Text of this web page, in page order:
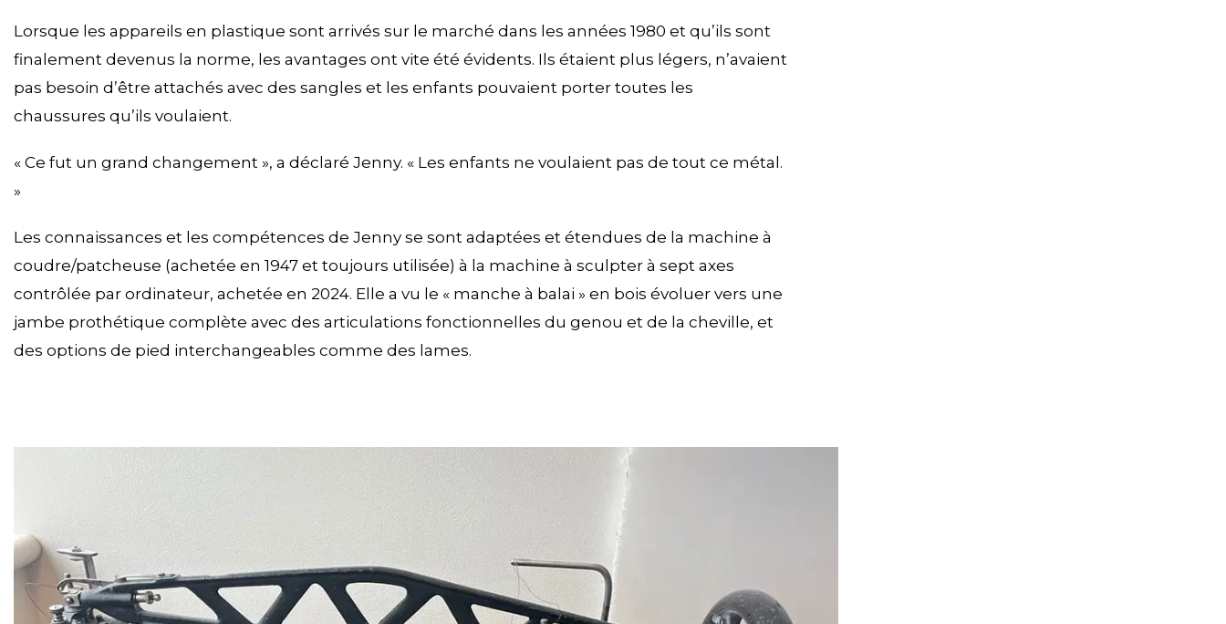
Lorsque les appareils en plastique sont arrivés sur le marché dans les années 1980 et qu’ils sont
finalement devenus la norme, les avantages ont vite été évidents. Ils étaient plus légers, n’avaient
pas besoin d’être attachés avec des sangles et les enfants pouvaient porter toutes les
chaussures qu’ils voulaient.
« Ce fut un grand changement », a déclaré Jenny. « Les enfants ne voulaient pas de tout ce métal.
»
Les connaissances et les compétences de Jenny se sont adaptées et étendues de la machine à
coudre/patcheuse (achetée en 1947 et toujours utilisée) à la machine à sculpter à sept axes
contrôlée par ordinateur, achetée en 2024. Elle a vu le « manche à balai » en bois évoluer vers une
jambe prothétique complète avec des articulations fonctionnelles du genou et de la cheville, et
des options de pied interchangeables comme des lames.